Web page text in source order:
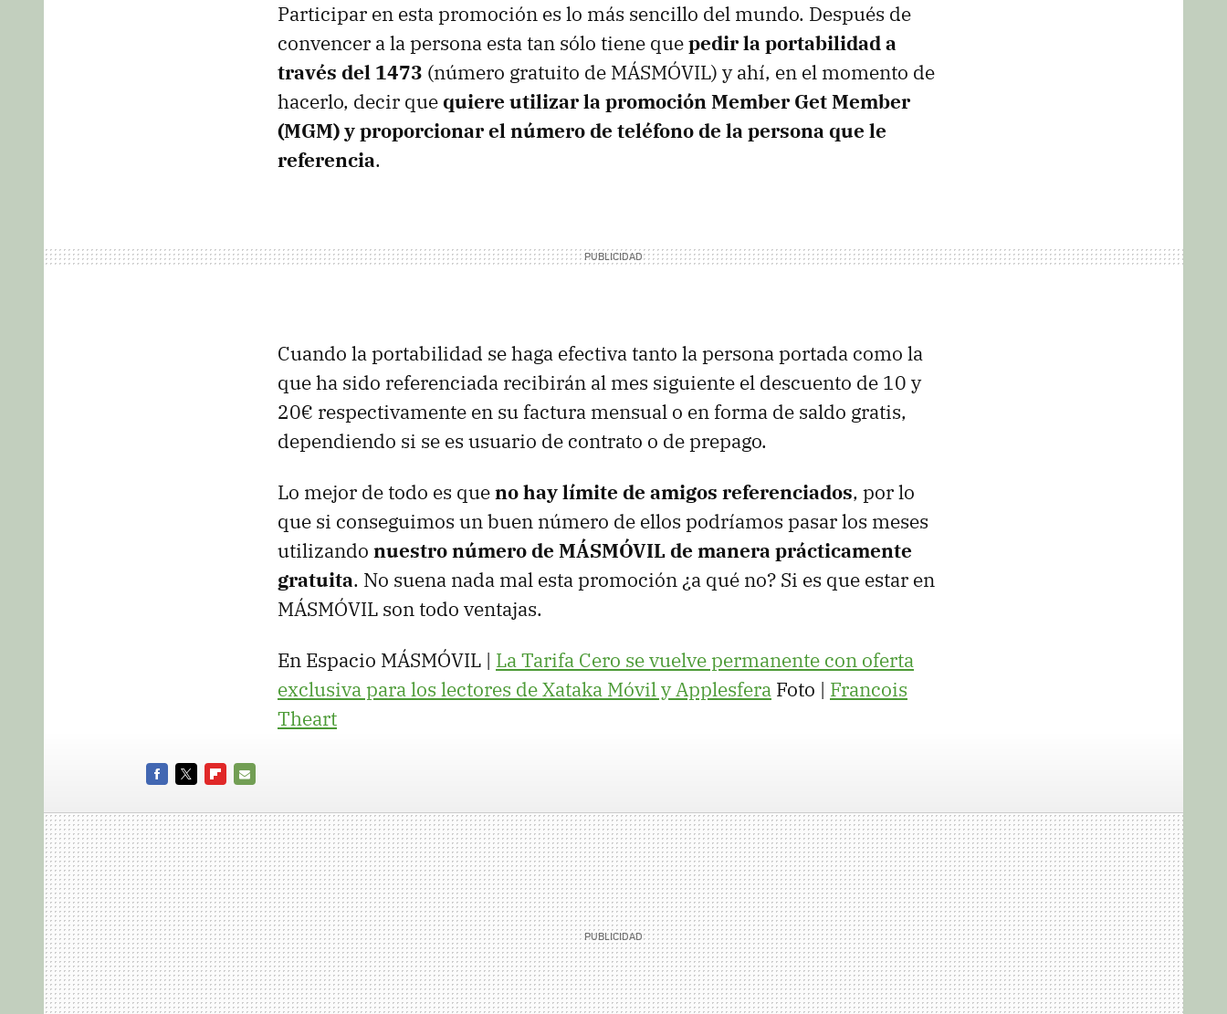
Participar en esta promoción es lo más sencillo del mundo. Después de
convencer a la persona esta tan sólo tiene quepedir la portabilidad a
través del 1473 (número gratuito de MÁSMÓVIL) y ahí, en el momento de
hacerlo, decir quequiere utilizar la promoción Member Get Member
(MGM) y proporcionar el número de teléfono de la persona que le
referencia.
Cuando la portabilidad se haga efectiva tanto la persona portada como la
que ha sido referenciada recibirán al mes siguiente el descuento de 10 y
20€ respectivamente en su factura mensual o en forma de saldo gratis,
dependiendo si se es usuario de contrato o de prepago.
Lo mejor de todo es queno hay límite de amigos referenciados, por lo
que si conseguimos un buen número de ellos podríamos pasar los meses
utilizando nuestro número de MÁSMÓVIL de manera prácticamente
gratuita. No suena nada mal esta promoción ¿a qué no? Si es que estar en
MÁSMÓVIL son todo ventajas.
En Espacio MÁSMÓVIL | La Tarifa Cero se vuelve permanente con oferta
exclusiva para los lectores de Xataka Móvil y Applesfera Foto | Francois
Theart
MAIL